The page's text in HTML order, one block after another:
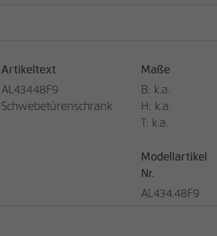
Artikeltext
AL43448F9
Schwebetürenschrank
Maße
B: k.a.
H: k.a.
T: k.a.
Modellartikel
Nr.
AL434.48F9